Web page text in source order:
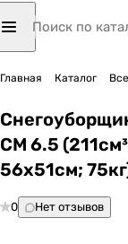
Главная Каталог
СМ 6.5
56х51см;
0 Нет отзывов